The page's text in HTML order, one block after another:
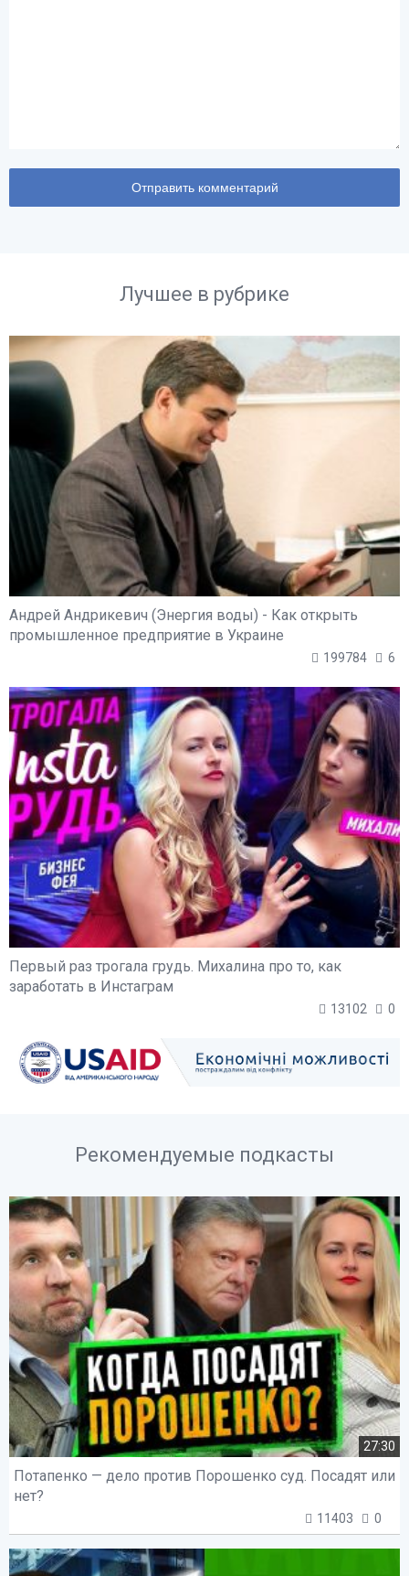
Лучшее в рубрике
Андрей Андрикевич (Энергия воды) - Как открыть
промышленное предприятие в Украине
199784 6
Первый раз трогала грудь. Михалина про то, как
заработать в Инстаграм
13102 0
Рекомендуемые подкасты
27:30
Потапенко — дело против Порошенко суд. Посадят или
нет?
11403 0